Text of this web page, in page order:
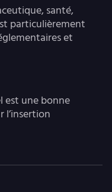
santé,
particulièrement
et
est une bonne
l’insertion